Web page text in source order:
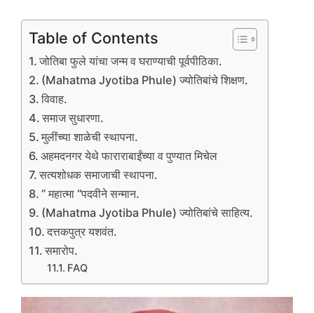
Table of Contents
जोतिबा फुले यांचा जन्म व घराण्याची पूर्वपीठिका.
(Mahatma Jyotiba Phule) ज्योतिबांचे शिक्षण.
विवाह.
समाज सुधारणा.
मुलींच्या शाळेची स्थापना.
अहमदनगर येथे फाराराबाईंच्या व पुण्यात मिचेल
सत्यशोधक समाजाची स्थापना.
” महात्मा “पदवीने सन्मान.
(Mahatma Jyotiba Phule) ज्योतिबांचे साहित्य.
दत्तकपुत्र यशवंत.
समारोप.
FAQ